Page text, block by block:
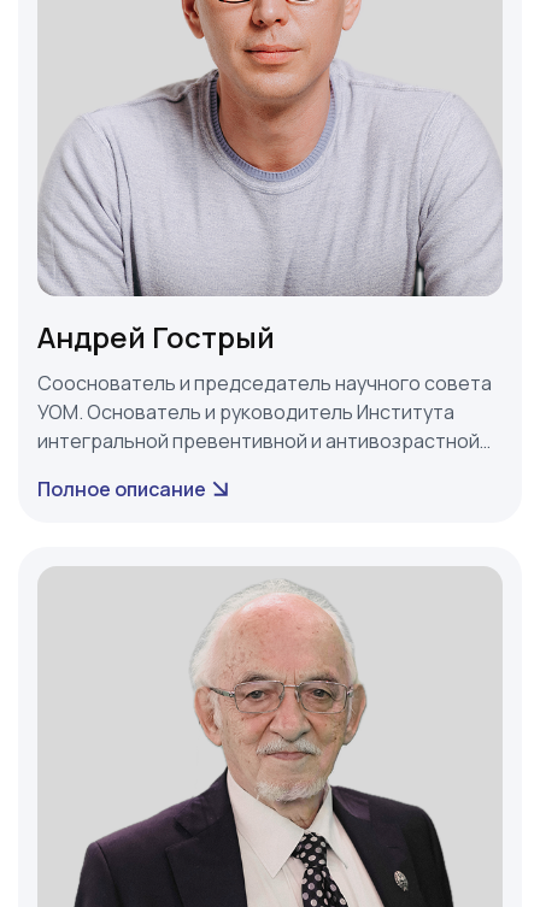
Андрей Гострый
Сооснователь и председатель научного совета
УОМ. Основатель и руководитель Института
интегральной превентивной и антивозрастной
превентивной и антивозрастной медицины.
Медицины (A4M, США) и Института
Функциональной Медицины (IFM, США).
Полное описание